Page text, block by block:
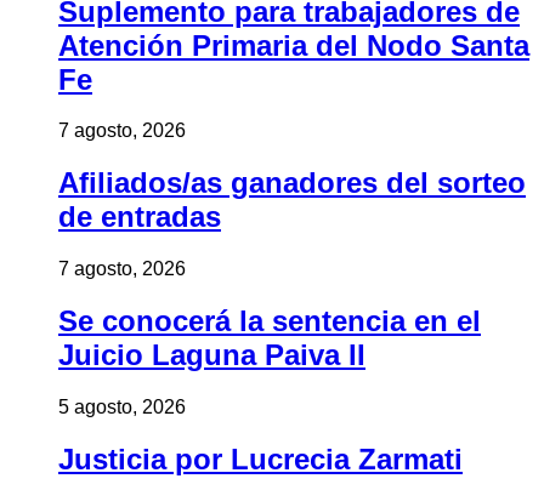
Suplemento para trabajadores de
Atención Primaria del Nodo Santa
Fe
7 agosto, 2026
Afiliados/as ganadores del sorteo
de entradas
7 agosto, 2026
Se conocerá la sentencia en el
Juicio Laguna Paiva II
5 agosto, 2026
Justicia por Lucrecia Zarmati